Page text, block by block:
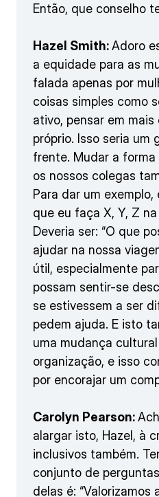
Então, que conselho
Hazel Smith:Adoro
a equidade para as
falada apenas por
coisas simples como
ativo, pensar em
próprio. Isso seria um
frente. Mudar a
os nossos colegas
Para dar um exemplo,
que eu faça X, Y, Z
Deveria ser: “O que
ajudar na nossa
útil, especialmente
possam sentir-se
se estivessem a ser
pedem ajuda. E isto
uma mudança
organização, e isso
por encorajar um
Carolyn Pearson:
alargar isto, Hazel, à
inclusivos também.
conjunto de
delas é: “Valorizamos